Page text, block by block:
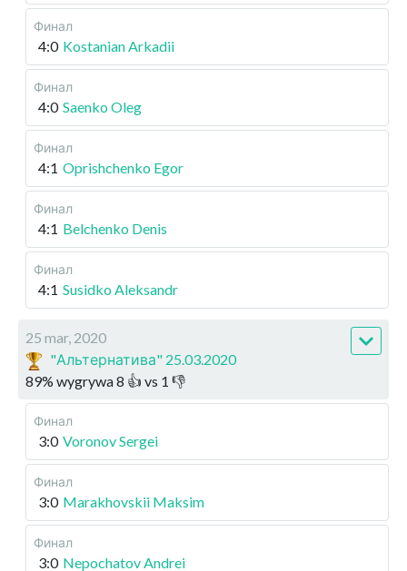
Финал
4:0 Kostanian Arkadii
Финал
4:0 Saenko Oleg
Финал
4:1 Oprishchenko Egor
Финал
4:1 Belchenko Denis
Финал
4:1 Susidko Aleksandr
25 mar, 2020
"Альтернатива" 25.03.2020
89% wygrywa8 👍 vs 1 👎
Финал
3:0 Voronov Sergei
Финал
3:0 Marakhovskii Maksim
Финал
3:0 Nepochatov Andrei